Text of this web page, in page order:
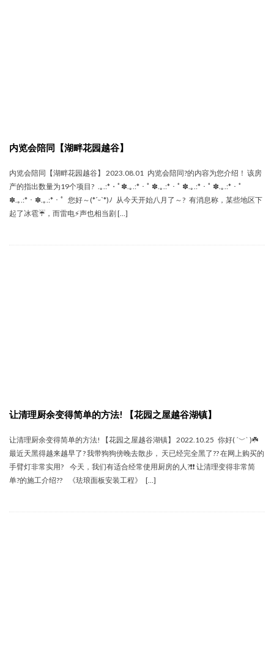
内览会陪同【湖畔花园越谷】
内览会陪同【湖畔花园越谷】 2023.08.01 内览会陪同‍?的内容为您介绍！ 该房
产的指出数量为19个项目? .｡.:*・ﾟ✽.｡.:*・ﾟ ✽.｡.:*・ﾟ ✽.｡.:*・ﾟ ✽.｡.:*・ﾟ
✽.｡.:*・✽.｡.:*・ﾟ 您好～(*ˊᵕˋ*)ﾉ 从今天开始八月了～? 有消息称，某些地区下
起了冰雹☔️，而雷电⚡声也相当剧 […]
让清理厨余变得简单的方法! 【花园之屋越谷湖镇】
让清理厨余变得简单的方法! 【花园之屋越谷湖镇】 2022.10.25 你好( ´﹀` )☘️
最近天黑得越来越早了? 我带狗狗傍晚去散步， 天已经完全黑了?? 在网上购买的
手臂灯非常实用? 今天，我们有适合经常使用厨房的人?❗❗ 让清理变得非常简
单?的施工介绍?? 《珐琅面板安装工程》 […]